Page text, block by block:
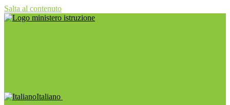
Salta al contenuto
Italiano